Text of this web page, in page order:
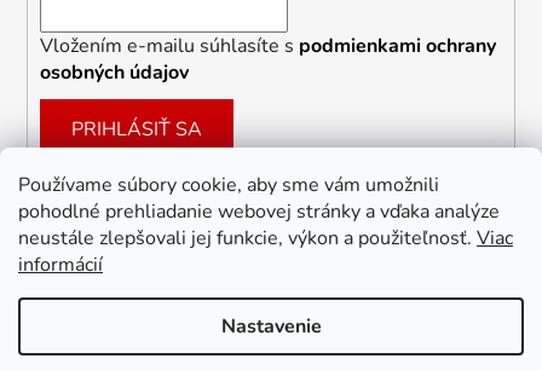
Používame súbory cookie, aby sme vám umožnili
pohodlné prehliadanie webovej stránky a vďaka analýze
neustále zlepšovali jej funkcie, výkon a použiteľnosť. Viac
informácií
Nastavenie
Vložením e-mailu súhlasíte s podmienkami ochrany
osobných údajov
PRIHLÁSIŤ SA
Facebook